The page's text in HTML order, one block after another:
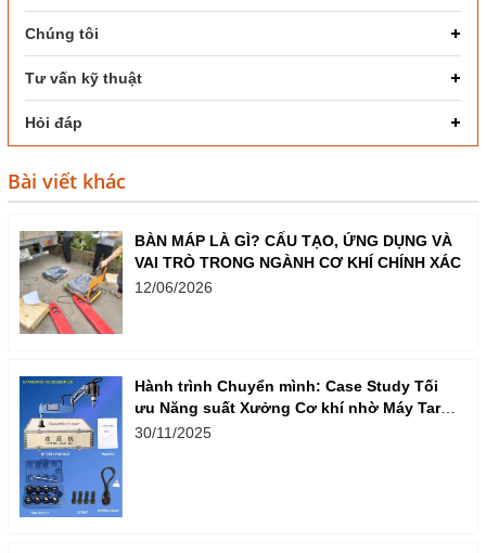
Chúng tôi
Tư vấn kỹ thuật
Hỏi đáp
Bài viết khác
BÀN MÁP LÀ GÌ? CẤU TẠO, ỨNG DỤNG VÀ
VAI TRÒ TRONG NGÀNH CƠ KHÍ CHÍNH XÁC
12/06/2026
Hành trình Chuyển mình: Case Study Tối
ưu Năng suất Xưởng Cơ khí nhờ Máy Taro
Cần Điện
30/11/2025